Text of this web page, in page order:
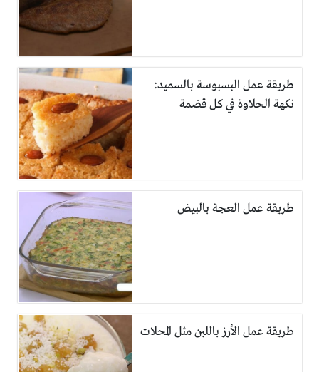
طريقة عمل البسبوسة بالسميد:
نكهة الحلاوة في كل قضمة
طريقة عمل العجة بالبيض
طريقة عمل الأرز باللبن مثل المحلات